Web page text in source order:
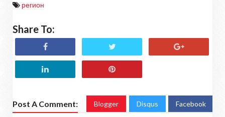
регион
Share To:
Post A Comment: Blogger Disqus Facebook